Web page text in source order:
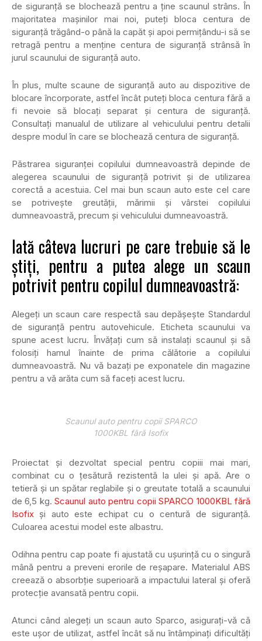
de siguranță se blochează pentru a ține scaunul strâns. În
majoritatea mașinilor mai noi, puteți bloca centura de
siguranță trăgând-o până la capăt și apoi permițându-i să se
retragă pentru a menține centura de siguranță strânsă în
jurul scaunului de siguranță auto.
În plus, multe scaune de siguranță auto au dispozitive de
blocare încorporate, astfel încât puteți bloca centura fără a
fi nevoie să blocați separat și centura de siguranță.
Consultați manualul de utilizare al vehiculului pentru detalii
despre modul în care se blochează centura de siguranță.
Păstrarea siguranței copilului dumneavoastră depinde de
alegerea scaunului de siguranță potrivit și de utilizarea
corectă a acestuia. Cel mai bun scaun auto este cel care
se potrivește greutății, mărimii și vârstei copilului
dumneavoastră, precum și vehiculului dumneavoastră.
Iată câteva lucruri pe care trebuie să le
știți, pentru a putea alege un scaun
potrivit pentru copilul dumneavoastră:
Alegeți un scaun care respectă sau depășește Standardul
de siguranță pentru autovehicule. Eticheta scaunului va
spune acest lucru. Învățați cum să instalați scaunul și să
folosiți hamul înainte de prima călătorie a copilului
dumneavoastră. Nu vă bazați pe exponatele din magazine
pentru a vă arăta cum să faceți acest lucru.
Scaunul auto pentru copii SPARCO
1000KBL fără Isofix
Proiectat și dezvoltat special pentru copiii mai mari,
combinat cu o țesătură rezistentă la ulei și apă. Are o
tetieră și un spătar reglabile și o greutate totală a scaunului
de 6,5 kg.Scaunul auto pentru copii SPARCO 1000KBL fără
Isofix și auto este echipat cu o centură de siguranță.
Culoarea acestui model este albastru.
Odihna pentru cap poate fi ajustată cu ușurință cu o singură
mână pentru a preveni erorile de reșapare. Materialul ABS
creează o absorbție superioară a impactului lateral și oferă
protecție avansată pentru copii.
Atunci când alegeți un scaun auto Sparco, asigurați-vă că
este ușor de utilizat, astfel încât să nu întâmpinați dificultăți